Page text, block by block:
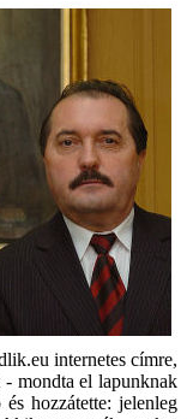
internetes címre,
mondta el lapunknak
hozzátette: jelenleg